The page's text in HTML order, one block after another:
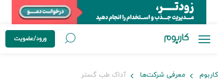
ورود/عضویت
کاربوم معرفی شرکت‌ها آداک طب گستر